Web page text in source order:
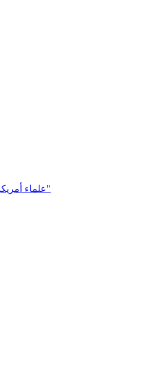
علماء أمريكيون يرصدون "صدى الانفجار العظيم"